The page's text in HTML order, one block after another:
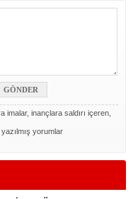
imalar, inançlara saldırı içeren,
yorumlar